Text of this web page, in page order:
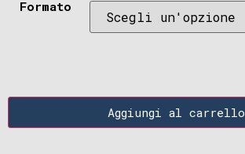
Formato
Aggiungi al carrello